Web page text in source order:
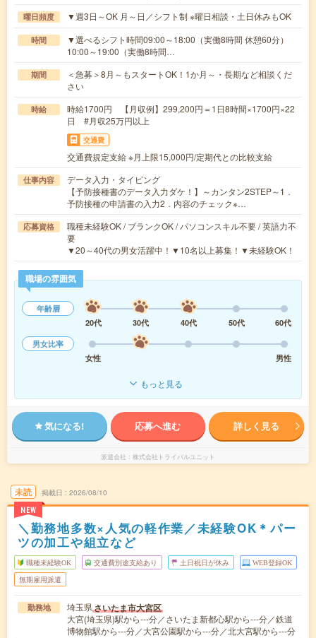
曜日頻度 ▼週3日～OK 月～日／シフト制 ※曜日相談・土日休みもOK
時間
▼選べるシフト時間09:00～18:00（実働8時間 休憩60分）
10:00～19:00（実働8時間…
期間
＜急募＞8月～もスタートOK！1か月～・長期など相談くだ
さい
時給
時給1700円 【月収例】299,200円＝1日8時間×1700円×22
日 #月収25万円以上
交通費
交通費規定支給 ※月上限15,000円/定期代との比較支給
仕事内容
データ入力・タイピング
【予防接種書のデータ入力ダケ！】～カンタン2STEP～1．
予防接種の申請書の入力2．内容のチェック※…
応募資格
職種未経験OK / ブランクOK / パソコンスキル不要 / 英語力不
要
▼20～40代の男女活躍中！▼10名以上募集！▼未経験OK！
職場の雰囲気
年齢層
20代
30代 40代 50代
60代
男女比率
女性
男性
もっと見る
気になる! 応募へ進む 詳しく見る
派遣会社 株式会社トライバルユニット
未読
NEW
掲載日 2026/08/10
＼勤務地多数×人気の軽作業／未経験OK＊パー
ツの加工や組立など
職種未経験OK 交通費別途支給あり 土日祝日が休み WEB登録OK
無期雇用派遣
勤務地 埼玉県さいたま市大宮区
大宮(埼玉県)駅から---分／さいたま新都心駅から---分／鉄道
博物館駅から---分／大宮公園駅から---分／北大宮駅から---分